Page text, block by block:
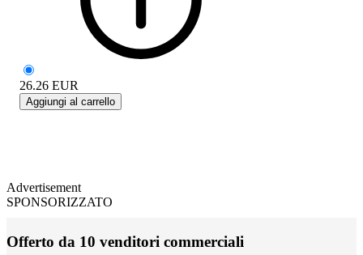
26.26 EUR
Aggiungi al carrello
Advertisement
SPONSORIZZATO
Offerto da 10 venditori commerciali